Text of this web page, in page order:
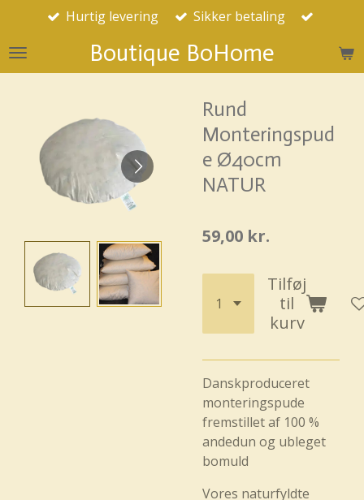
Spring
hovedindhold Boutique BoHome
Hurtig levering Sikker betaling
Rund
Monteringspud
e Ø40cm
NATUR
59,00 kr.
Tilføj
til
kurv
Danskproduceret
monteringspude
fremstillet af 100 %
andedun og ubleget
bomuld
Vores naturfyldte